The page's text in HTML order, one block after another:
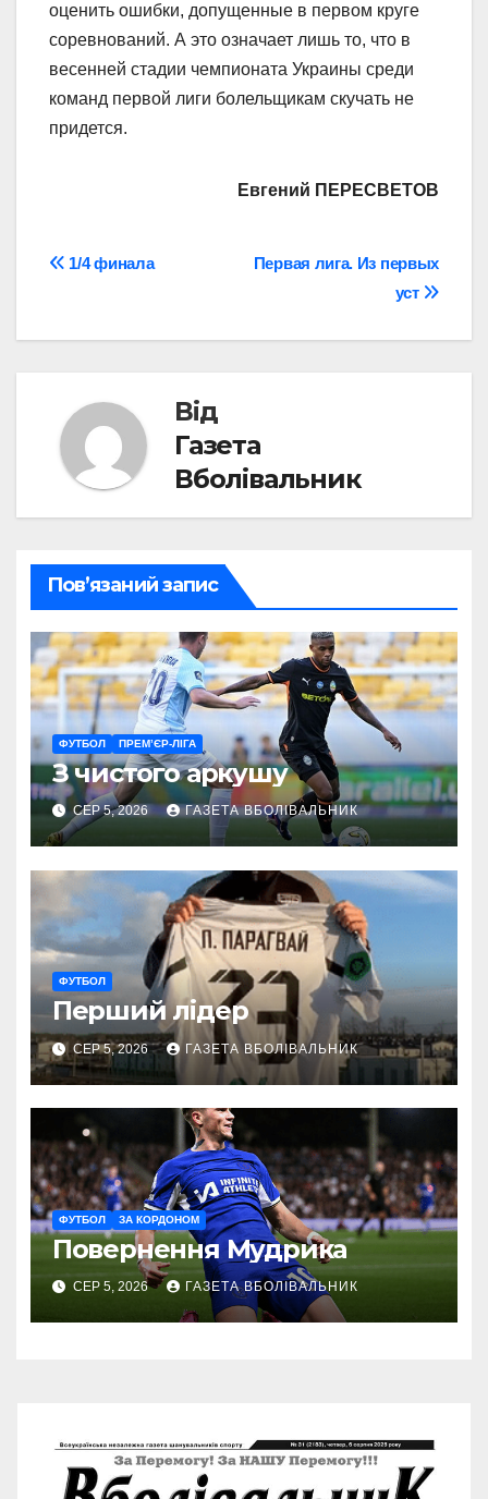
оценить ошибки, допущенные в первом круге
соревнований. А это означает лишь то, что в
весенней стадии чемпионата Украины среди
команд первой лиги болельщикам скучать не
придется.
Евгений ПЕРЕСВЕТОВ
Навігація
Первая лига. Из первых
уст
1/4 финала
Від
Газета
Вболівальник
Пов’язаний запис
ФУТБОЛ ПРЕМ’ЄР-ЛІГА
З чистого аркушу
СЕР 5, 2026 ГАЗЕТА ВБОЛІВАЛЬНИК
ФУТБОЛ
Перший лідер
СЕР 5, 2026 ГАЗЕТА ВБОЛІВАЛЬНИК
ФУТБОЛ ЗА КОРДОНОМ
Повернення Мудрика
СЕР 5, 2026 ГАЗЕТА ВБОЛІВАЛЬНИК